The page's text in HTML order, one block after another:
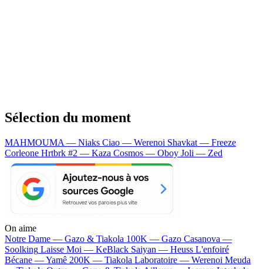
Sélection du moment
MAHMOUMA — Niaks Ciao — Werenoi Shavkat — Freeze
Corleone Hrtbrk #2 — Kaza Cosmos — Oboy Joli — Zed
On aime
Notre Dame — Gazo & Tiakola 100K — Gazo Casanova —
Soolking Laisse Moi — KeBlack Saiyan — Heuss L'enfoiré
Bécane —Yamê 200K — Tiakola Laboratoire — Werenoi Meuda